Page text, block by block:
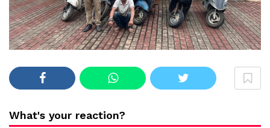
What's your reaction?